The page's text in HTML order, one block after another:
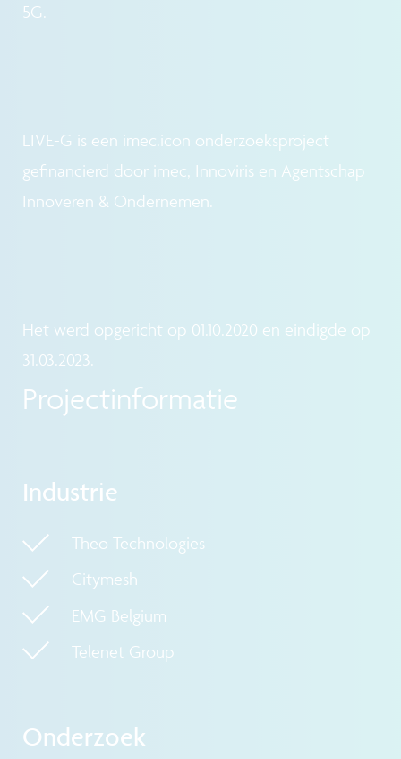
5G.
LIVE-G is een imec.icon onderzoeksproject
gefinancierd door imec, Innoviris en Agentschap
Innoveren & Ondernemen.
Het werd opgericht op 01.10.2020 en eindigde op
31.03.2023.
Projectinformatie
Industrie
Theo Technologies
Citymesh
EMG Belgium
Telenet Group
Onderzoek